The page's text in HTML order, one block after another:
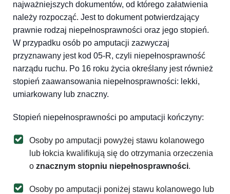
najważniejszych dokumentów, od którego załatwienia
należy rozpocząć. Jest to dokument potwierdzający
prawnie rodzaj niepełnosprawności oraz jego stopień.
W przypadku osób po amputacji zazwyczaj
przyznawany jest kod 05-R, czyli niepełnosprawność
narządu ruchu. Po 16 roku życia określany jest również
stopień zaawansowania niepełnosprawności: lekki,
umiarkowany lub znaczny.
Stopień niepełnosprawności po amputacji kończyny:
Osoby po amputacji powyżej stawu kolanowego
lub łokcia kwalifikują się do otrzymania orzeczenia
o znacznym stopniu niepełnosprawności.
Osoby po amputacji poniżej stawu kolanowego lub